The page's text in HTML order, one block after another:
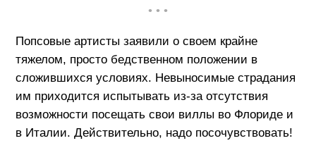
• • •
Попсовые артисты заявили о своем крайне
тяжелом, просто бедственном положении в
сложившихся условиях. Невыносимые страдания
им приходится испытывать из-за отсутствия
возможности посещать свои виллы во Флориде и
в Италии. Действительно, надо посочувствовать!